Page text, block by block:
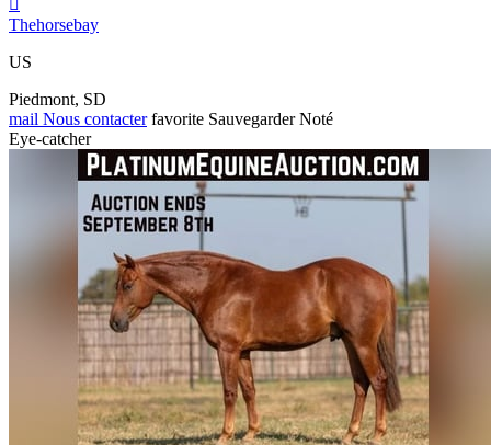
Thehorsebay
US
Piedmont, SD
mail Nous contacter favorite Sauvegarder Noté
Eye-catcher